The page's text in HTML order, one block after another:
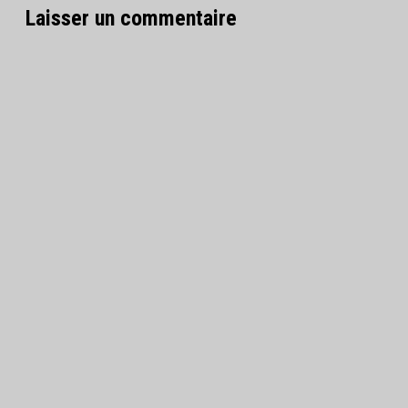
Laisser un commentaire